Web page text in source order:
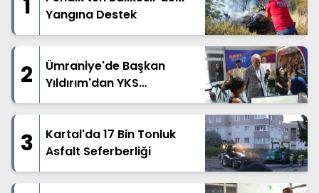
1
Yangına Destek
2
Ümraniye'de Başkan
Yıldırım'dan YKS
Adaylarına Destek
3
Kartal'da 17 Bin Tonluk
Asfalt Seferberliği